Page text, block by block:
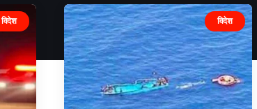
विदेश विदेश